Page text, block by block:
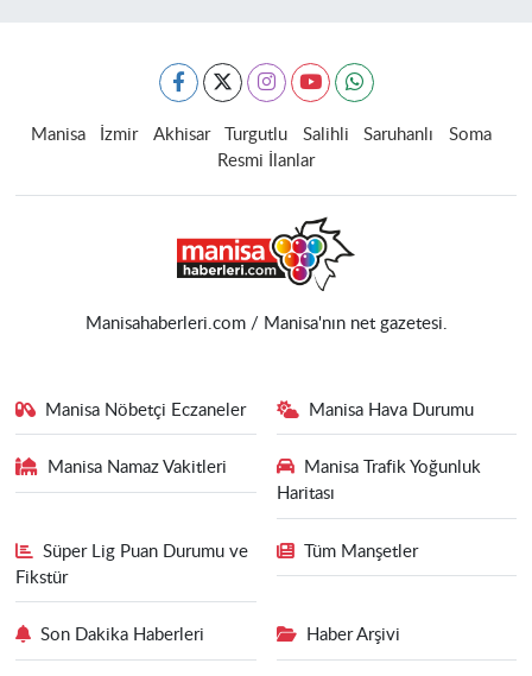
Manisa İzmir Akhisar Turgutlu Salihli Saruhanlı
Soma
Resmi İlanlar
Manisahaberleri.com / Manisa'nın net gazetesi.
Manisa Nöbetçi Eczaneler Manisa Hava Durumu
Manisa Namaz Vakitleri
Manisa Trafik Yoğunluk
Haritası
Süper Lig Puan Durumu ve
Fikstür
Tüm Manşetler
Son Dakika Haberleri Haber Arşivi